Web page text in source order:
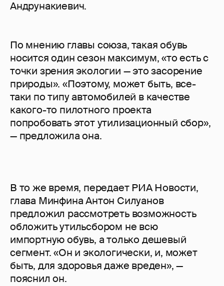
Андрунакиевич.
По мнению главы союза, такая обувь
носится один сезон максимум, «то есть с
точки зрения экологии — это засорение
природы». «Поэтому, может быть, все-
таки по типу автомобилей в качестве
какого-то пилотного проекта
попробовать этот утилизационный сбор»,
— предложила она.
В то же время, передает РИА Новости,
глава Минфина Антон Силуанов
предложил рассмотреть возможность
обложить утильсбором не всю
импортную обувь, а только дешевый
сегмент. «Он и экологически, и, может
быть, для здоровья даже вреден», —
пояснил он.